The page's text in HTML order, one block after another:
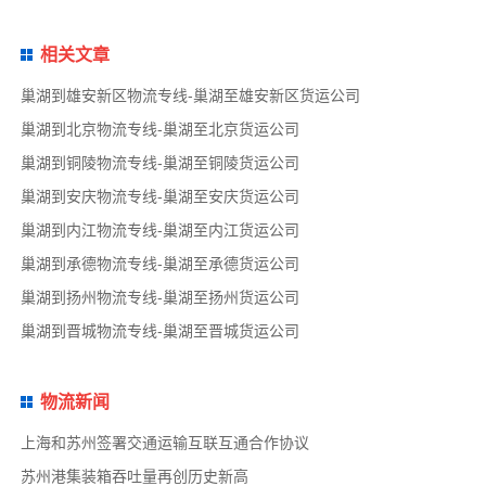
相关文章
巢湖到雄安新区物流专线-巢湖至雄安新区货运公司
巢湖到北京物流专线-巢湖至北京货运公司
巢湖到铜陵物流专线-巢湖至铜陵货运公司
巢湖到安庆物流专线-巢湖至安庆货运公司
巢湖到内江物流专线-巢湖至内江货运公司
巢湖到承德物流专线-巢湖至承德货运公司
巢湖到扬州物流专线-巢湖至扬州货运公司
巢湖到晋城物流专线-巢湖至晋城货运公司
物流新闻
上海和苏州签署交通运输互联互通合作协议
苏州港集装箱吞吐量再创历史新高